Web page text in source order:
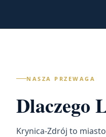
NASZA PRZEWAGA
Dlaczego
Krynica-Zdrój to